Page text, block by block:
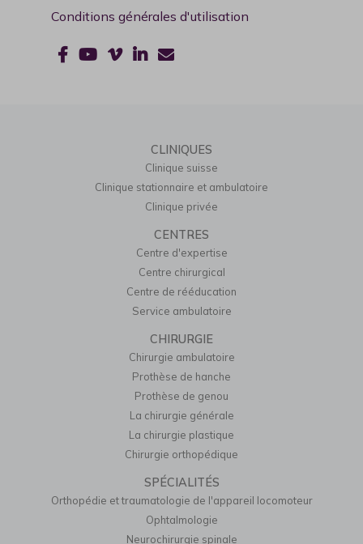
Conditions générales d'utilisation
CLINIQUES
Clinique suisse
Clinique stationnaire et ambulatoire
Clinique privée
CENTRES
Centre d'expertise
Centre chirurgical
Centre de rééducation
Service ambulatoire
CHIRURGIE
Chirurgie ambulatoire
Prothèse de hanche
Prothèse de genou
La chirurgie générale
La chirurgie plastique
Chirurgie orthopédique
SPÉCIALITÉS
Orthopédie et traumatologie de l'appareil locomoteur
Ophtalmologie
Neurochirurgie spinale